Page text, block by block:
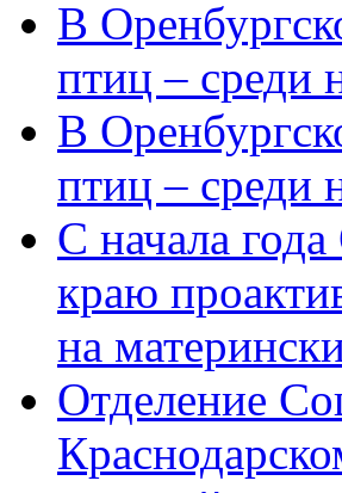
В
птиц – среди
В
птиц – среди
С начала
краю
на
Отделение